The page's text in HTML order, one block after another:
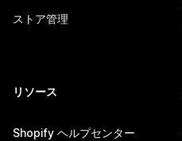
ストア管理
リソース
Shopify ヘルプセンター